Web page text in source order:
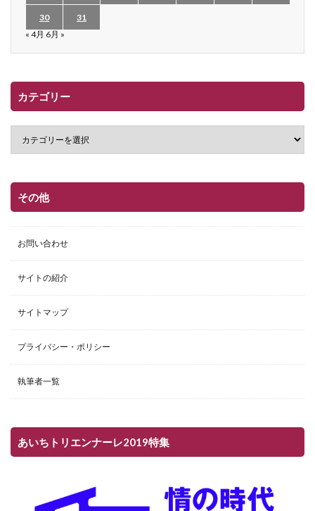
30
31
« 4月 6月 »
カテゴリー
その他
お問い合わせ
サイトの紹介
サイトマップ
プライバシー・ポリシー
執筆者一覧
あいちトリエンナーレ2019特集